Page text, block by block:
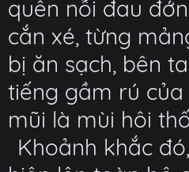
quên nỗi đau
cắn xé, từng
bị ăn sạch, bên
tiếng gầm rú của
mũi là mùi hôi
Khoảnh khắc